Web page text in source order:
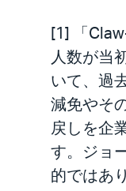
[1] 「
人数が当
いて、過
減免やそ
戻しを企
す。ジョ
的ではあ